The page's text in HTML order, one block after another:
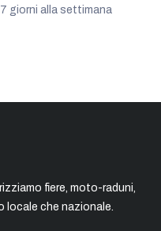
giorni alla settimana
fiere, moto-raduni,
locale che nazionale.